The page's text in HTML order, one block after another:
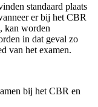
standaard plaats
er bij het CBR
kan worden
in dat geval zo
van het examen.
bij het CBR en